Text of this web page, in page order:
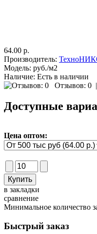
64.00 р.
Производитель:
Модель: руб./м2
Наличие: Есть в наличии
Отзывов: 0 |
Доступные
Цена оптом:
в закладки
сравнение
Минимальное количество
Быстрый заказ